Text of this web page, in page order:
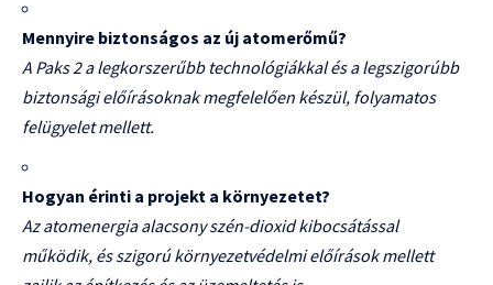
Mennyire biztonságos az új atomerőmű?
A Paks 2 a legkorszerűbb technológiákkal és a legszigorúbb
biztonsági előírásoknak megfelelően készül, folyamatos
felügyelet mellett.
Hogyan érinti a projekt a környezetet?
Az atomenergia alacsony szén-dioxid kibocsátással
működik, és szigorú környezetvédelmi előírások mellett